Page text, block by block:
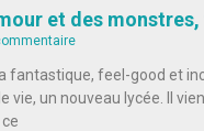
et des
fantastique, feel-good et
vie, un nouveau lycée. Il